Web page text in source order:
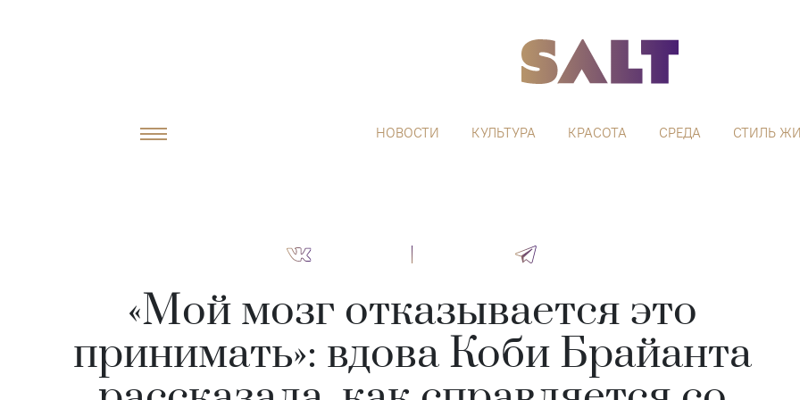
НОВОСТИ КУЛЬТУРА КРАСОТА СРЕДА СТИЛЬ
«Мой мозг отказывается это
принимать»: вдова Коби Брайанта